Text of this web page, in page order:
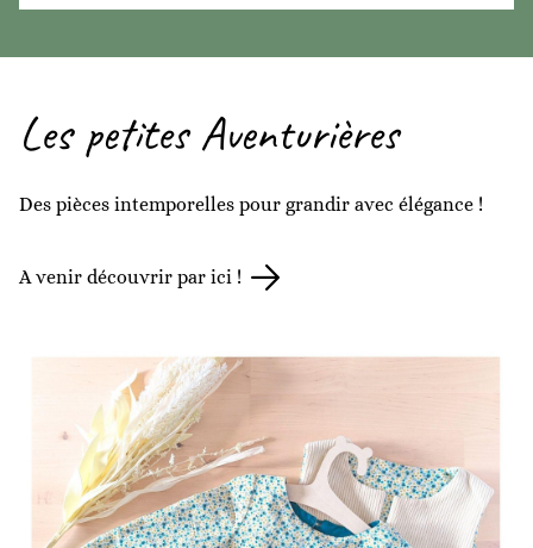
Les petites Aventurières
Des pièces intemporelles pour grandir avec élégance !
A venir découvrir par ici !